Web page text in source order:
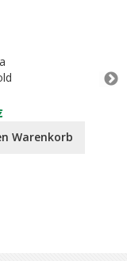
Warenkorb